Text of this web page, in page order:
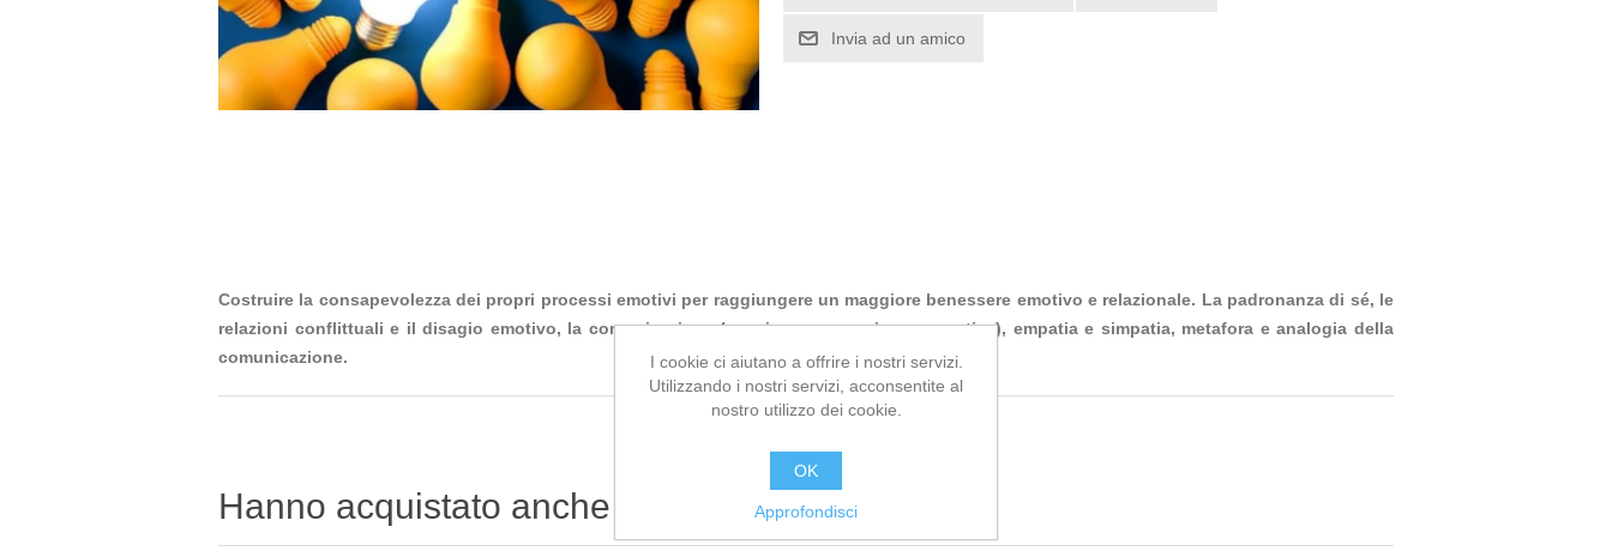
Invia ad un amico
Costruire la consapevolezza dei propri processi emotivi per raggiungere un maggiore benessere emotivo e relazionale. La padronanza di sé, le
relazioni conflittuali e il disagio emotivo, la comunicazione (passiva - aggressiva – assertiva), empatia e simpatia, metafora e analogia della
comunicazione.
Hanno acquistato anche
I cookie ci aiutano a offrire i nostri servizi.
Utilizzando i nostri servizi, acconsentite al
nostro utilizzo dei cookie.
OK
Approfondisci